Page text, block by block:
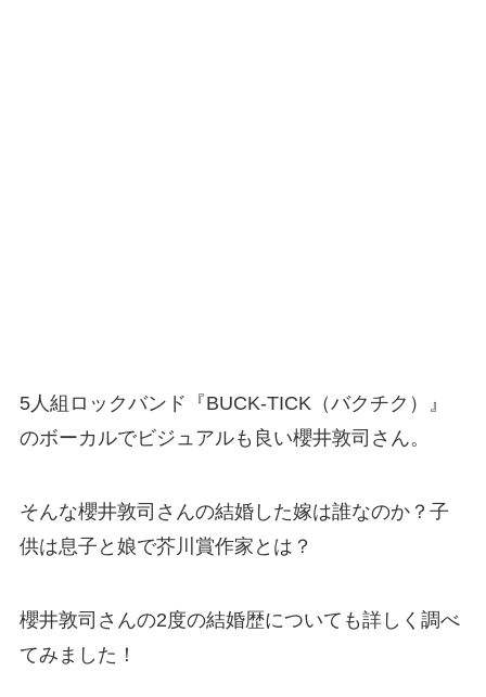
5人組ロックバンド『BUCK-TICK（バクチク）』
のボーカルでビジュアルも良い櫻井敦司さん。
そんな櫻井敦司さんの結婚した嫁は誰なのか？子
供は息子と娘で芥川賞作家とは？
櫻井敦司さんの2度の結婚歴についても詳しく調べ
てみました！